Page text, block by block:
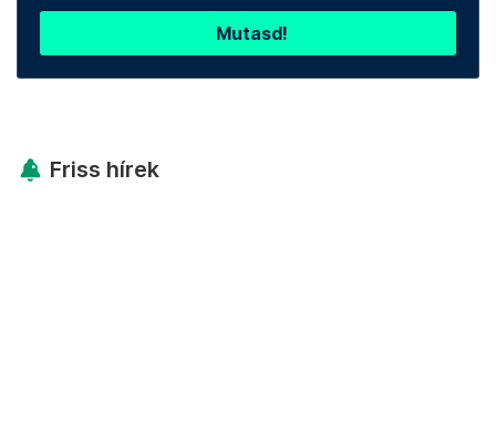
Mutasd!
Friss hírek